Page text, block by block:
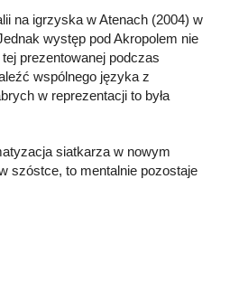
na igrzyska w Atenach (2004) w
występ pod Akropolem nie
prezentowanej podczas
wspólnego języka z
w reprezentacji to była
siatkarza w nowym
szóstce, to mentalnie pozostaje